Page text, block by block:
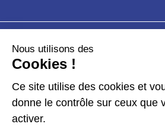
Plan du site
Données personnelles
Nous utilisons des
Cookies !
Ce site utilise des cookies et
donne le contrôle sur ceux que
activer.